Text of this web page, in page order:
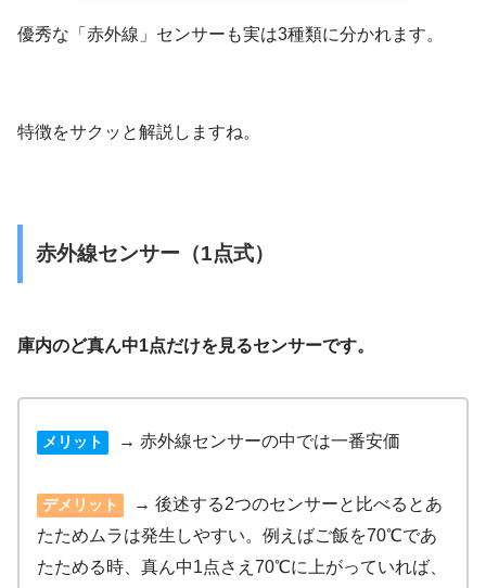
優秀な「赤外線」センサーも実は3種類に分かれます。
特徴をサクッと解説しますね。
赤外線センサー（1点式）
庫内のど真ん中1点だけを見るセンサーです。
メリット → 赤外線センサーの中では一番安価
デメリット
→ 後述する2つのセンサーと比べるとあ
たためムラは発生しやすい。例えばご飯を70℃であ
たためる時、真ん中1点さえ70℃に上がっていれば、